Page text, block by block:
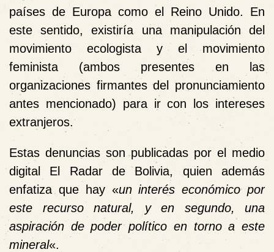
países de Europa como el Reino Unido. En
este sentido, existiría una manipulación del
movimiento ecologista y el movimiento
feminista (ambos presentes en las
organizaciones firmantes del pronunciamiento
antes mencionado) para ir con los intereses
extranjeros.
Estas denuncias son publicadas por el medio
digital El Radar de Bolivia, quien además
enfatiza que hay «un interés económico por
este recurso natural, y en segundo, una
aspiración de poder político en torno a este
mineral«.